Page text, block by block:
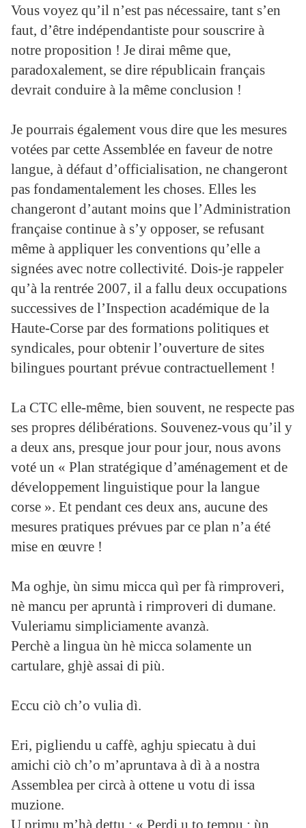
Vous voyez qu’il n’est pas nécessaire, tant s’en
faut, d’être indépendantiste pour souscrire à
notre proposition ! Je dirai même que,
paradoxalement, se dire républicain français
devrait conduire à la même conclusion !
Je pourrais également vous dire que les mesures
votées par cette Assemblée en faveur de notre
langue, à défaut d’officialisation, ne changeront
pas fondamentalement les choses. Elles les
changeront d’autant moins que l’Administration
française continue à s’y opposer, se refusant
même à appliquer les conventions qu’elle a
signées avec notre collectivité. Dois-je rappeler
qu’à la rentrée 2007, il a fallu deux occupations
successives de l’Inspection académique de la
Haute-Corse par des formations politiques et
syndicales, pour obtenir l’ouverture de sites
bilingues pourtant prévue contractuellement !
La CTC elle-même, bien souvent, ne respecte pas
ses propres délibérations. Souvenez-vous qu’il y
a deux ans, presque jour pour jour, nous avons
voté un « Plan stratégique d’aménagement et de
développement linguistique pour la langue
corse ». Et pendant ces deux ans, aucune des
mesures pratiques prévues par ce plan n’a été
mise en œuvre !
Ma oghje, ùn simu micca quì per fà rimproveri,
nè mancu per apruntà i rimproveri di dumane.
Vuleriamu simpliciamente avanzà.
Perchè a lingua ùn hè micca solamente un
cartulare, ghjè assai di più.
Eccu ciò ch’o vulia dì.
Eri, pigliendu u caffè, aghju spiecatu à dui
amichi ciò ch’o m’apruntava à dì à a nostra
Assemblea per circà à ottene u votu di issa
muzione.
U primu m’hà dettu : « Perdi u to tempu : ùn